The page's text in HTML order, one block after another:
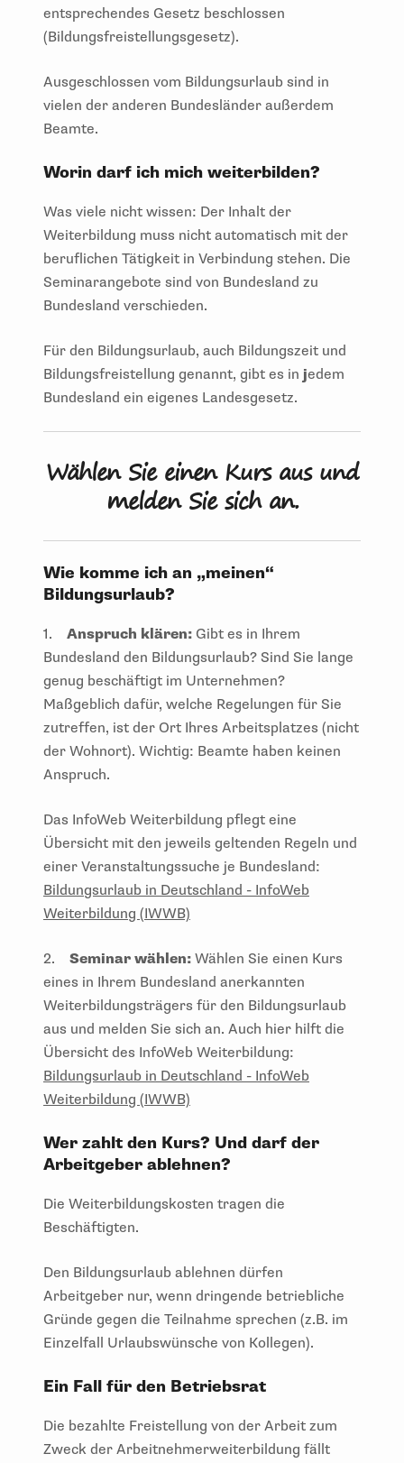
entsprechendes Gesetz beschlossen
(Bildungsfreistellungsgesetz).
Ausgeschlossen vom Bildungsurlaub sind in
vielen der anderen Bundesländer außerdem
Beamte.
Worin darf ich mich weiterbilden?
Was viele nicht wissen: Der Inhalt der
Weiterbildung muss nicht automatisch mit der
beruflichen Tätigkeit in Verbindung stehen. Die
Seminarangebote sind von Bundesland zu
Bundesland verschieden.
Für den Bildungsurlaub, auch Bildungszeit und
Bildungsfreistellung genannt, gibt es in jedem
Bundesland ein eigenes Landesgesetz.
Wählen Sie einen Kurs aus und
melden Sie sich an.
Wie komme ich an „meinen“
Bildungsurlaub?
1. Anspruch klären: Gibt es in Ihrem
Bundesland den Bildungsurlaub? Sind Sie lange
genug beschäftigt im Unternehmen?
Maßgeblich dafür, welche Regelungen für Sie
zutreffen, ist der Ort Ihres Arbeitsplatzes (nicht
der Wohnort). Wichtig: Beamte haben keinen
Anspruch.
Das InfoWeb Weiterbildung pflegt eine
Übersicht mit den jeweils geltenden Regeln und
einer Veranstaltungssuche je Bundesland:
Bildungsurlaub in Deutschland - InfoWeb
Weiterbildung (IWWB)
2. Seminar wählen: Wählen Sie einen Kurs
eines in Ihrem Bundesland anerkannten
Weiterbildungsträgers für den Bildungsurlaub
aus und melden Sie sich an. Auch hier hilft die
Übersicht des InfoWeb Weiterbildung:
Bildungsurlaub in Deutschland - InfoWeb
Weiterbildung (IWWB)
Wer zahlt den Kurs? Und darf der
Arbeitgeber ablehnen?
Die Weiterbildungskosten tragen die
Beschäftigten.
Den Bildungsurlaub ablehnen dürfen
Arbeitgeber nur, wenn dringende betriebliche
Gründe gegen die Teilnahme sprechen (z.B. im
Einzelfall Urlaubswünsche von Kollegen).
Ein Fall für den Betriebsrat
Die bezahlte Freistellung von der Arbeit zum
Zweck der Arbeitnehmerweiterbildung fällt